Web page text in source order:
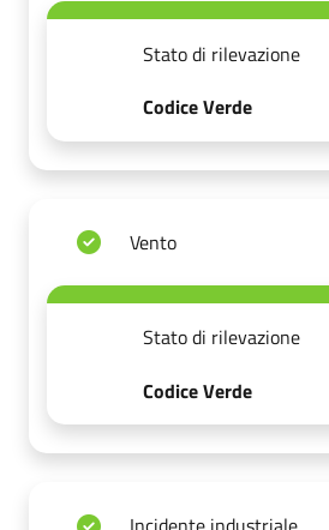
Stato di rilevazione
Codice Verde
Vento
Stato di rilevazione
Codice Verde